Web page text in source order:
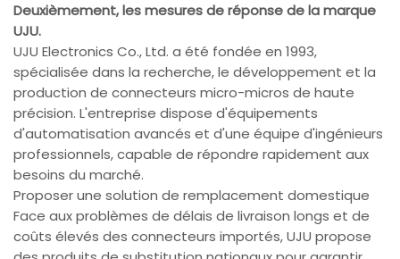
Deuxièmement, les mesures de réponse de la marque
UJU.
UJU Electronics Co., Ltd. a été fondée en 1993,
spécialisée dans la recherche, le développement et la
production de connecteurs micro-micros de haute
précision. L'entreprise dispose d'équipements
d'automatisation avancés et d'une équipe d'ingénieurs
professionnels, capable de répondre rapidement aux
besoins du marché.
Proposer une solution de remplacement domestique
Face aux problèmes de délais de livraison longs et de
coûts élevés des connecteurs importés, UJU propose